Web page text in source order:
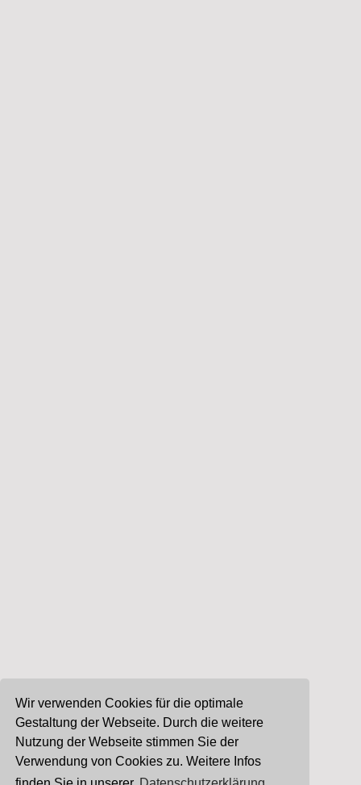
Wir verwenden Cookies für die optimale
Gestaltung der Webseite. Durch die weitere
Nutzung der Webseite stimmen Sie der
Verwendung von Cookies zu. Weitere Infos